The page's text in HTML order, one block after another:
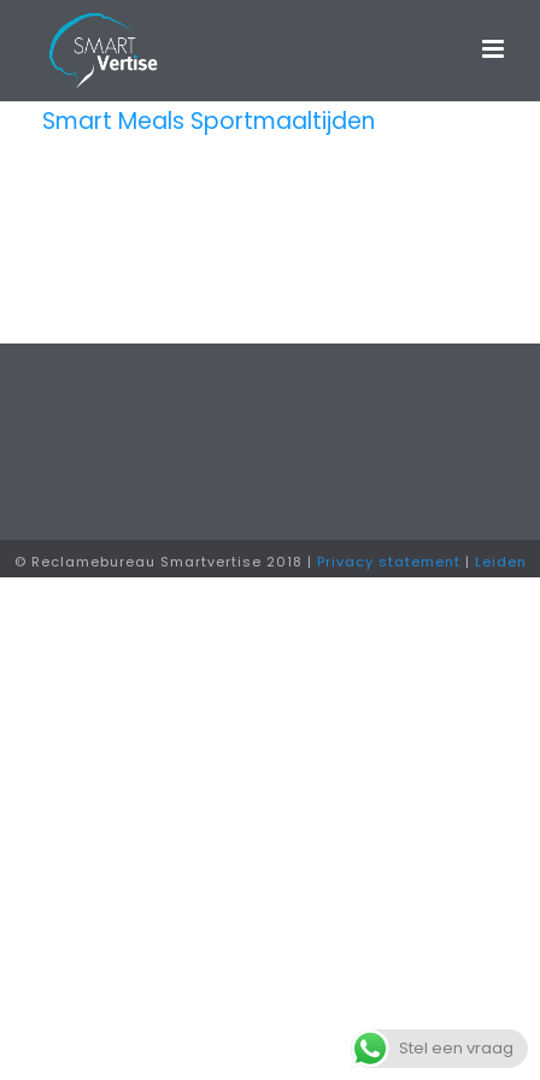
Smart Meals Sportmaaltijden
© Reclamebureau Smartvertise 2018 | Privacy statement | Leiden
Stel een vraag